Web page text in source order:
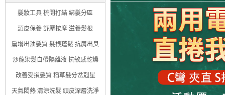
髮妝工具 梳開打結 綁髮分區
頭皮保養 舒壓按摩 滋養髮根
扁塌出油髮質 髮根蓬鬆 抗屑出臭
沙龍染髮自帶隔離液 抗敏感乾燥
改善受損髮質 稻草髮分岔剋星
天氣悶熱 清涼洗髮 頭皮深層洗淨